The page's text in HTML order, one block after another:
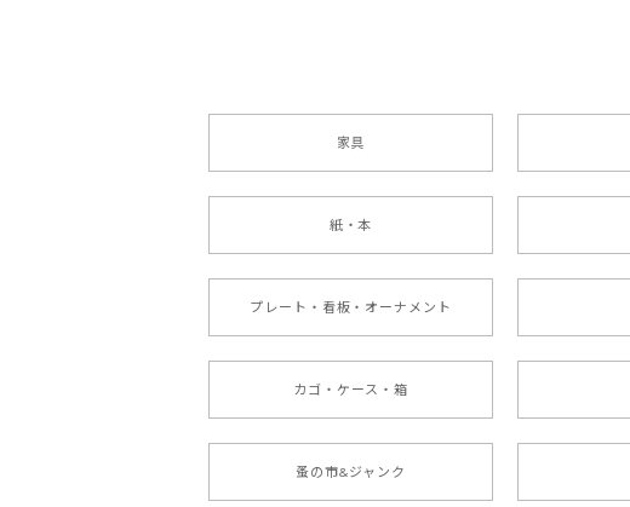
家具
紙・本
プレート・看板・オーナメント
カゴ・ケース・箱
蚤の市&ジャンク